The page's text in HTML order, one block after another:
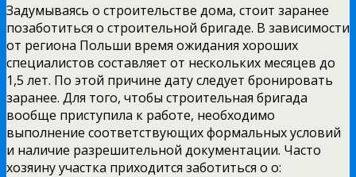
Задумываясь о строительстве дома, стоит заранее
позаботиться о строительной бригаде. В зависимости
от региона Польши время ожидания хороших
специалистов составляет от нескольких месяцев до
1,5 лет. По этой причине дату следует бронировать
заранее. Для того, чтобы строительная бригада
вообще приступила к работе, необходимо
выполнение соответствующих формальных условий
и наличие разрешительной документации. Часто
хозяину участка приходится заботиться о о: